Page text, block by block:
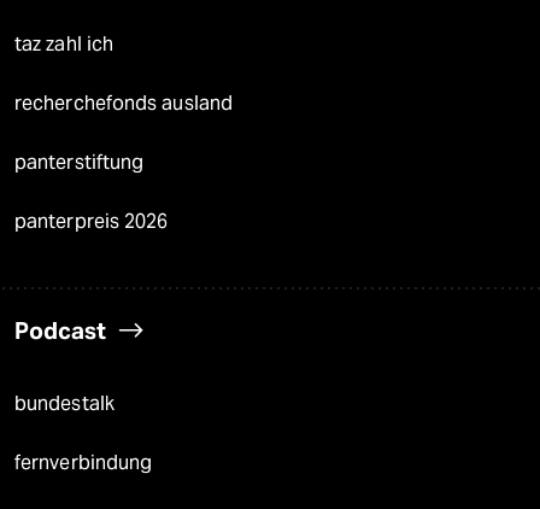
taz zahl ich
recherchefonds ausland
panterstiftung
panterpreis 2026
Podcast
bundestalk
fernverbindung